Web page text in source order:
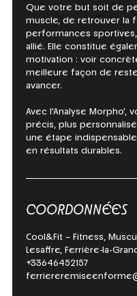
Que votre but soit de
muscle, de retrouver la
performances
allié. Elle constitue
motivation : voir
meilleure façon de
avancer.
Avec l’Analyse
précis, plus
une étape
en résultats durables.
COORDONNÉES
Cool&Fit – Fitness,
Lesaffre, Ferrière-la-
+33646452157